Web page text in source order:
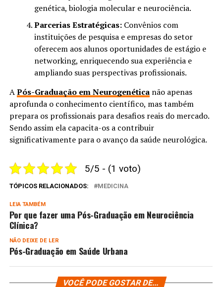
genética, biologia molecular e neurociência.
Parcerias Estratégicas:Convênios com
instituições de pesquisa e empresas do setor
oferecem aos alunos oportunidades de estágio e
networking, enriquecendo sua experiência e
ampliando suas perspectivas profissionais.
APós-Graduação em Neurogenéticanão apenas
aprofunda o conhecimento científico, mas também
prepara os profissionais para desafios reais do mercado.
Sendo assim ela capacita-os a contribuir
significativamente para o avanço da saúde neurológica.
5/5 - (1 voto)
TÓPICOS RELACIONADOS: MEDICINA
LEIA TAMBÉM
Por que fazer uma Pós-Graduação em Neurociência
Clínica?
NÃO DEIXE DE LER
Pós-Graduação em Saúde Urbana
VOCÊ PODE GOSTAR DE...